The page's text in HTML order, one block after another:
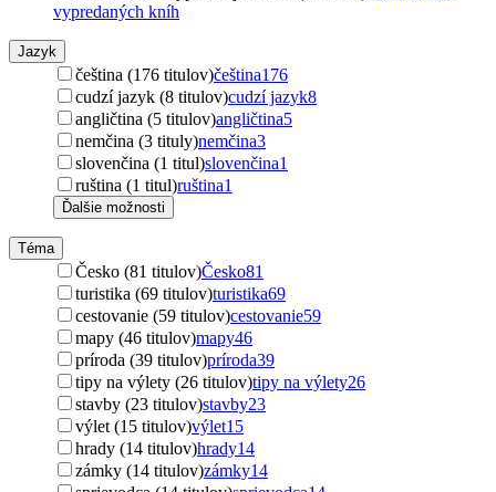
vypredaných kníh
Jazyk
čeština (176 titulov)čeština176
cudzí jazyk (8 titulov)cudzí jazyk8
angličtina (5 titulov)angličtina5
nemčina (3 tituly)nemčina3
slovenčina (1 titul)slovenčina1
ruština (1 titul)ruština1
Ďalšie možnosti
Téma
Česko (81 titulov)Česko81
turistika (69 titulov)turistika69
cestovanie (59 titulov)cestovanie59
mapy (46 titulov)mapy46
príroda (39 titulov)príroda39
tipy na výlety (26 titulov)tipy na výlety26
stavby (23 titulov)stavby23
výlet (15 titulov)výlet15
hrady (14 titulov)hrady14
zámky (14 titulov)zámky14